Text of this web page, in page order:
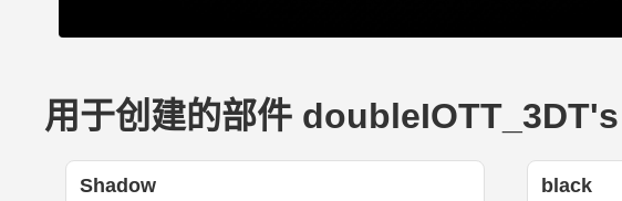
用于创建的部件
Shadow black